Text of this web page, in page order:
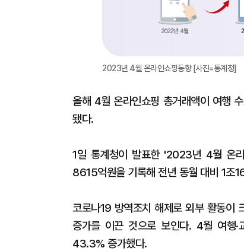
2023년 4월 온라인쇼핑동향 [사진=통계청]
올해 4월 온라인쇼핑 총거래액이 여행
됐다.
1일 통계청이 발표한 '2023년 4월 온
8615억원을 기록해 전년 동월 대비 1조
코로나19 방역조치 해제로 외부 활동이
증가를 이끈 것으로 보인다. 4월 여행
43.3% 증가했다.